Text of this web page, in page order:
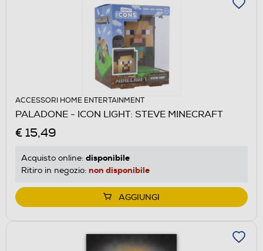
ACCESSORI HOME ENTERTAINMENT
PALADONE - ICON LIGHT: STEVE MINECRAFT
€ 15,49
Acquisto online: disponibile
Ritiro in negozio: non disponibile
AGGIUNGI